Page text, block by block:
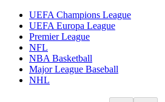
UEFA Champions League
UEFA Europa League
Premier League
NFL
NBA Basketball
Major League Baseball
NHL